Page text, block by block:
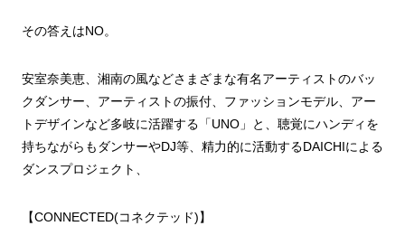
その答えはNO。
安室奈美恵、湘南の風などさまざまな有名アーティストのバッ
クダンサー、アーティストの振付、ファッションモデル、アー
トデザインなど多岐に活躍する「UNO」と、聴覚にハンディを
持ちながらもダンサーやDJ等、精力的に活動するDAICHIによる
ダンスプロジェクト、
【CONNECTED(コネクテッド)】